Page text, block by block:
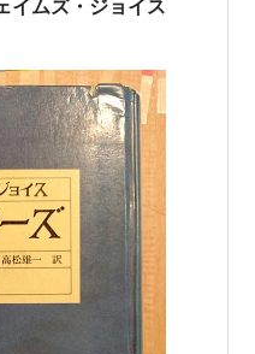
イムズ・ジョイス